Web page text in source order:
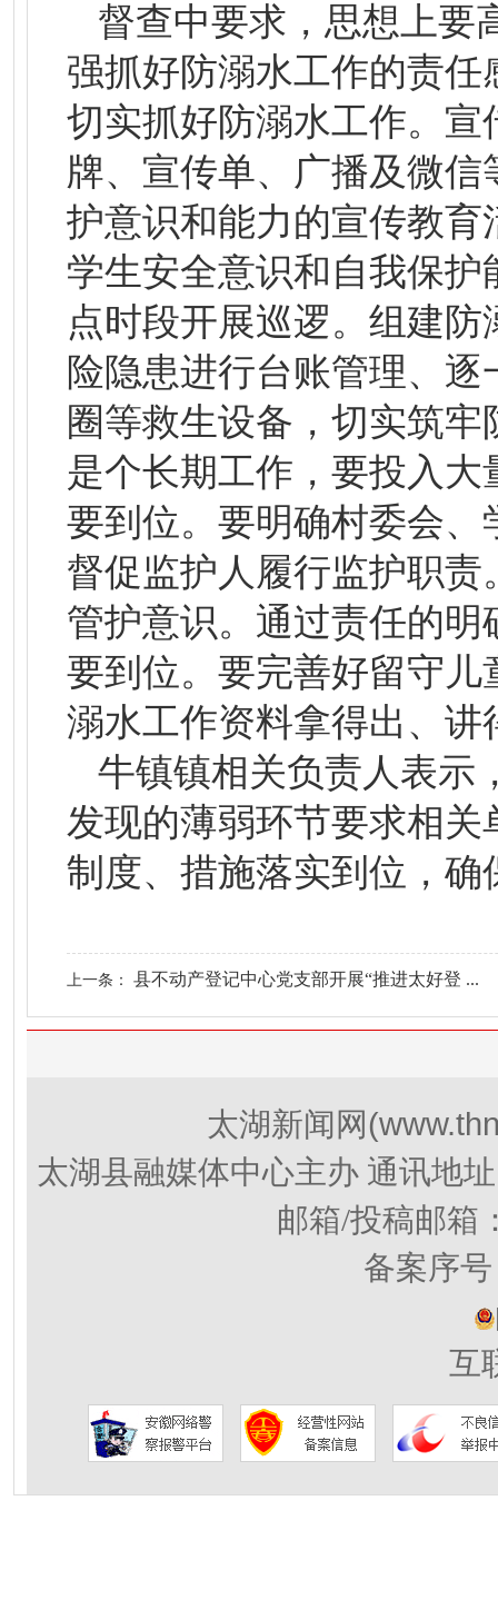
督查中要求，思想上要
强抓好防溺水工作的责
切实抓好防溺水工作。
牌、宣传单、广播及微
护意识和能力的宣传教
学生安全意识和自我保
点时段开展巡逻。组建
险隐患进行台账管理、
圈等救生设备，切实筑
是个长期工作，要投入
要到位。要明确村委会
督促监护人履行监护职
管护意识。通过责任的
要到位。要完善好留守
溺水工作资料拿得出、讲
牛镇镇相关负责人表示
发现的薄弱环节要求相
制度、措施落实到位，
上一条： 县不动产登记中心党支部开展“推进太好登 ...
太湖新闻网
太湖县融媒体中心主办 通讯地
邮箱/投稿邮箱
备案序
互